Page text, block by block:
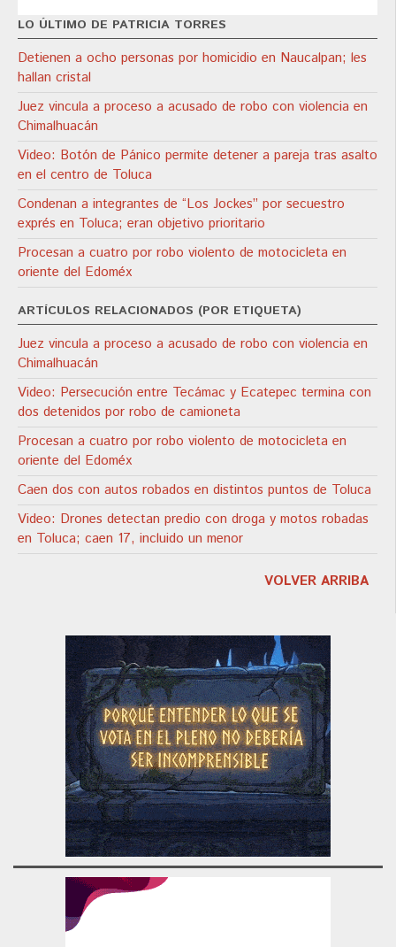
LO ÚLTIMO DE PATRICIA TORRES
Detienen a ocho personas por homicidio en Naucalpan; les
hallan cristal
Juez vincula a proceso a acusado de robo con violencia en
Chimalhuacán
Video: Botón de Pánico permite detener a pareja tras asalto
en el centro de Toluca
Condenan a integrantes de “Los Jockes” por secuestro
exprés en Toluca; eran objetivo prioritario
Procesan a cuatro por robo violento de motocicleta en
oriente del Edoméx
ARTÍCULOS RELACIONADOS (POR ETIQUETA)
Juez vincula a proceso a acusado de robo con violencia en
Chimalhuacán
Video: Persecución entre Tecámac y Ecatepec termina con
dos detenidos por robo de camioneta
Procesan a cuatro por robo violento de motocicleta en
oriente del Edoméx
Caen dos con autos robados en distintos puntos de Toluca
Video: Drones detectan predio con droga y motos robadas
en Toluca; caen 17, incluido un menor
VOLVER ARRIBA